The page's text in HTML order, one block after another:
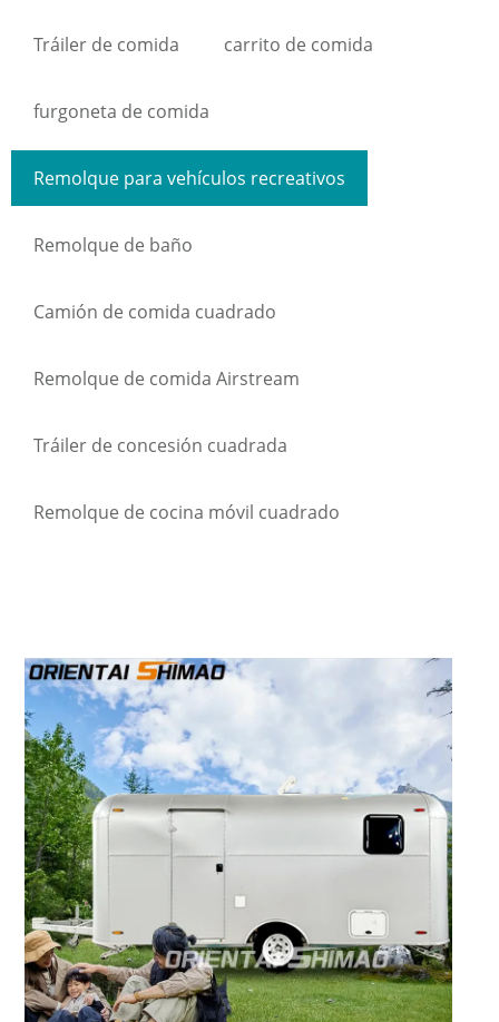
Tráiler de comida carrito de comida
furgoneta de comida
Remolque para vehículos recreativos
Remolque de baño
Camión de comida cuadrado
Remolque de comida Airstream
Tráiler de concesión cuadrada
Remolque de cocina móvil cuadrado